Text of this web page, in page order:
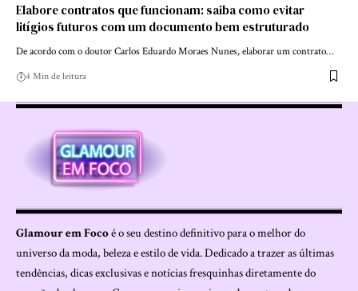
Elabore contratos que funcionam: saiba como evitar
litígios futuros com um documento bem estruturado
De acordo com o doutor Carlos Eduardo Moraes Nunes, elaborar um contrato…
4 Min de leitura
Glamour em Focoé o seu destino definitivo para o melhor do
universo da moda, beleza e estilo de vida. Dedicado a trazer as últimas
tendências, dicas exclusivas e notícias fresquinhas diretamente do